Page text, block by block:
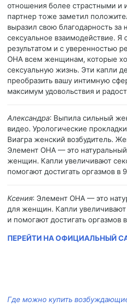
отношения более страстными и
партнер тоже заметил
выразил свою благодарность за
сексуальное взаимодействие. Я
результатом и с уверенностью
ОНА всем женщинам, которые
сексуальную жизнь. Эти капли
преобразить вашу интимную
максимум удовольствия и
Александра: Выпила сильный
видео. Урологические
Виагра женский возбудитель.
Элемент ОНА — это натуральный
женщин. Капли увеличивают
помогают достигать оргазмов в
Ксения: Элемент ОНА — это
для женщин. Капли
и помогают достигать оргазмов
ПЕРЕЙТИ НА ОФИЦИАЛЬНЫЙ
Где можно купить